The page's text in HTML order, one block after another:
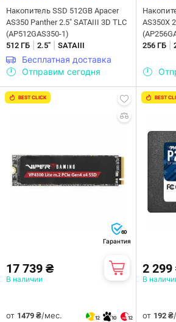
Накопитель SSD 512GB Apacer
AS350 Panther 2.5" SATAIII 3D TLC
(AP512GAS350-1)
512 ГБ
2.5" SATAIII
Бесплатная доставка
Отправим сегодня
Накопитель
AS350X
256 ГБ
BEST CLICK
60
Гарантия
17 739 ₴
В наличии
от 1479 ₴/мес. 12 10 12
BEST
2 299
В
от 192 ₴